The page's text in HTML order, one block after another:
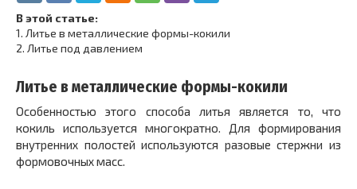
В этой статье:
1. Литье в металлические формы-кокили
2. Литье под давлением
Литье в металлические формы-кокили
Особенностью этого способа литья является то, что
кокиль используется многократно. Для формирования
внутренних полостей используются разовые стержни из
формовочных масс.